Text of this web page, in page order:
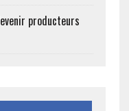
producteurs